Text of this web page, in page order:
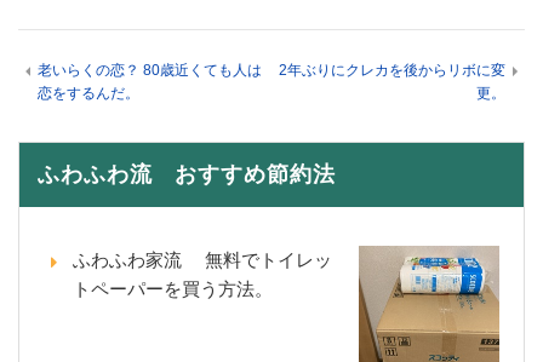
老いらくの恋？ 80歳近くても人は
恋をするんだ。
2年ぶりにクレカを後からリボに変
更。
ふわふわ流 おすすめ節約法
ふわふわ家流 無料でトイレッ
トペーパーを買う方法。